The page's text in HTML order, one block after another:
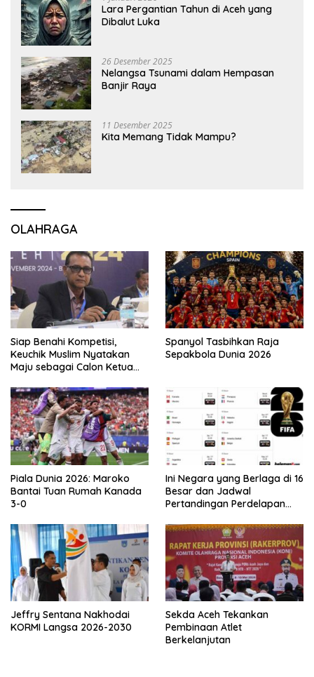
Lara Pergantian Tahun di Aceh yang
Dibalut Luka
26 Desember 2025
Nelangsa Tsunami dalam Hempasan
Banjir Raya
11 Desember 2025
Kita Memang Tidak Mampu?
OLAHRAGA
Siap Benahi Kompetisi,
Keuchik Muslim Nyatakan
Maju sebagai Calon Ketua
Spanyol Tasbihkan Raja
Sepakbola Dunia 2026
Piala Dunia 2026: Maroko
Bantai Tuan Rumah Kanada
3-0
Ini Negara yang Berlaga di 16
Besar dan Jadwal
Pertandingan Perdelapan
Jeffry Sentana Nakhodai
KORMI Langsa 2026-2030
Sekda Aceh Tekankan
Pembinaan Atlet
Berkelanjutan